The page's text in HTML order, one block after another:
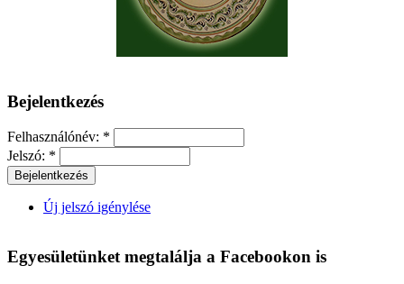
Bejelentkezés
Felhasználónév: *
Jelszó: *
Új jelszó igénylése
Egyesületünket megtalálja a Facebookon is